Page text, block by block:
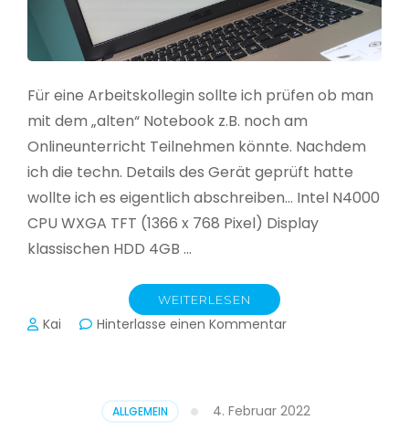
Für eine Arbeitskollegin sollte ich prüfen ob man
mit dem „alten“ Notebook z.B. noch am
Onlineunterricht Teilnehmen könnte. Nachdem
ich die techn. Details des Gerät geprüft hatte
wollte ich es eigentlich abschreiben… Intel N4000
CPU WXGA TFT (1366 x 768 Pixel) Display
klassischen HDD 4GB …
WEITERLESEN
Kai Hinterlasse einen Kommentarzu
ALLGEMEIN 4. Februar 2022